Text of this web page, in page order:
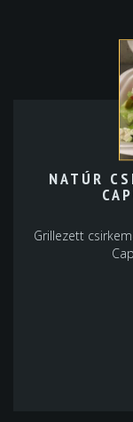
NATÚR
Grillezett